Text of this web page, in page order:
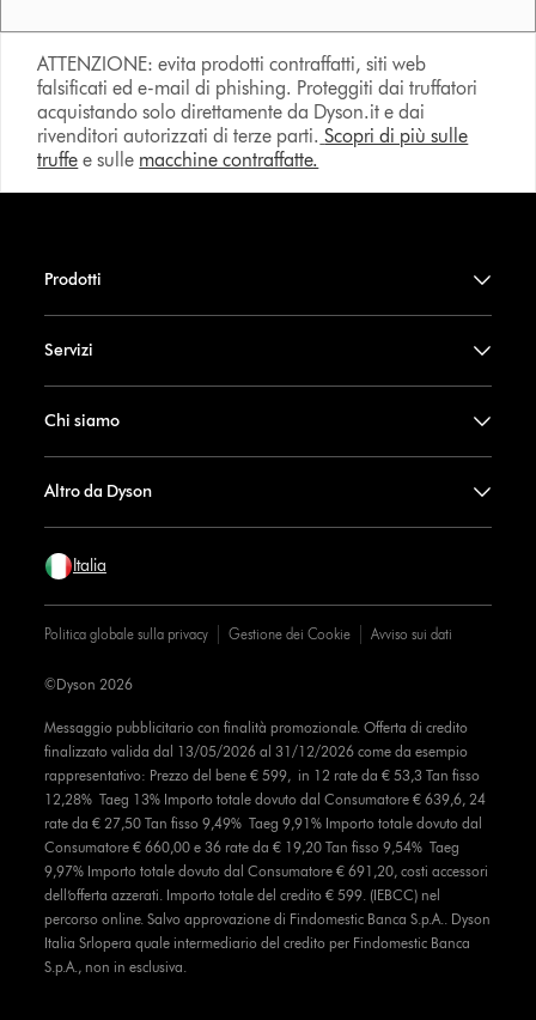
ATTENZIONE: evita prodotti contraffatti, siti web
falsificati ed e-mail di phishing. Proteggiti dai truffatori
acquistando solo direttamente da Dyson.it e dai
rivenditori autorizzati di terze parti. Scopri di più sulle
truffe e sulle macchine contraffatte.
Prodotti
Servizi
Chi siamo
Altro da Dyson
Italia
Politica globale sulla privacy Gestione dei Cookie Avviso sui dati
Messaggio pubblicitario con finalità promozionale. Offerta di credito
finalizzato valida dal 13/05/2026 al 31/12/2026 come da esempio
rappresentativo: Prezzo del bene € 599, in 12 rate da € 53,3 Tan fisso
12,28% Taeg 13% Importo totale dovuto dal Consumatore € 639,6, 24
rate da € 27,50 Tan fisso 9,49% Taeg 9,91% Importo totale dovuto dal
Consumatore € 660,00 e 36 rate da € 19,20 Tan fisso 9,54% Taeg
9,97% Importo totale dovuto dal Consumatore € 691,20, costi accessori
dell’offerta azzerati. Importo totale del credito € 599. (IEBCC) nel
percorso online. Salvo approvazione di Findomestic Banca S.p.A.. Dyson
Italia Srlopera quale intermediario del credito per Findomestic Banca
S.p.A., non in esclusiva.
©Dyson 2026